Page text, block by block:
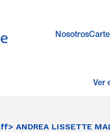
Nosotros
Ver
> ANDREA LISSETTE